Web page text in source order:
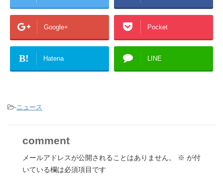
Google+ Pocket
B! Hatena LINE
-ニュース
comment
メールアドレスが公開されることはありません。 ※ が付
いている欄は必須項目です